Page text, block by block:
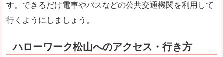
す。できるだけ電車やバスなどの公共交通機関を利用して
行くようにしましょう。
ハローワーク松山へのアクセス・行き方